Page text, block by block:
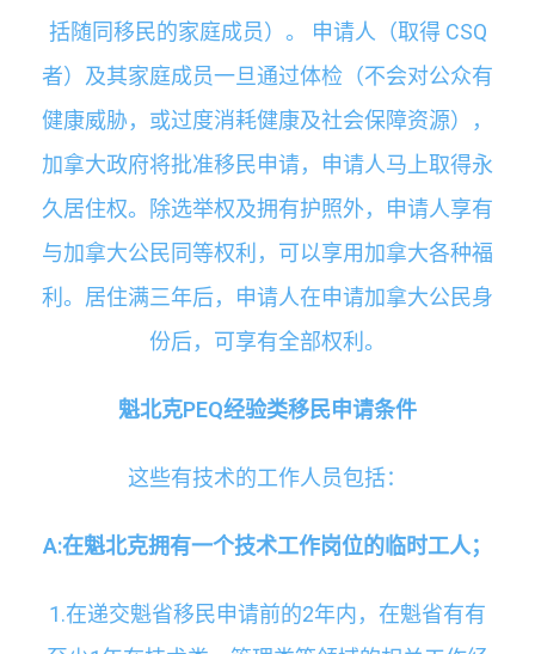
括随同移民的家庭成员）。 申请人（取得 CSQ
者）及其家庭成员一旦通过体检（不会对公众有
健康威胁，或过度消耗健康及社会保障资源），
加拿大政府将批准移民申请，申请人马上取得永
久居住权。除选举权及拥有护照外，申请人享有
与加拿大公民同等权利，可以享用加拿大各种福
利。居住满三年后，申请人在申请加拿大公民身
份后，可享有全部权利。
魁北克PEQ经验类移民申请条件
这些有技术的工作人员包括：
A:在魁北克拥有一个技术工作岗位的临时工人；
1.在递交魁省移民申请前的2年内，在魁省有有